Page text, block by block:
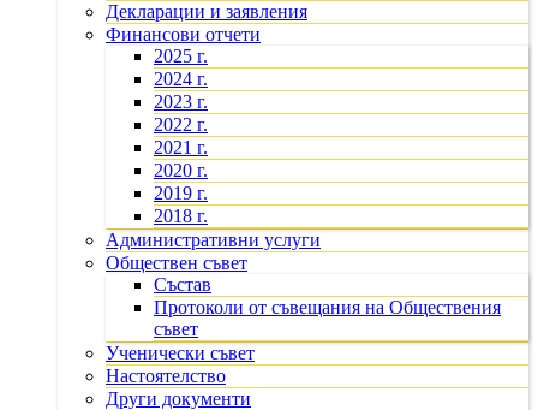
Декларации и заявления
Финансови отчети
2025 г.
2024 г.
2023 г.
2022 г.
2021 г.
2020 г.
2019 г.
2018 г.
Административни услуги
Обществен съвет
Състав
Протоколи от съвещания на Обществения
съвет
Ученически съвет
Настоятелство
Други документи